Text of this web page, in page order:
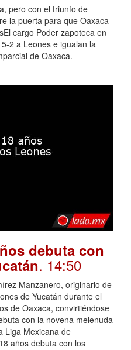
pero con el triunfo de
la puerta para que Oaxaca
cargo Poder zapoteca en
2 a Leones e igualan la
de Oaxaca.
debuta con
. 14:50
Manzanero, originario de
de Yucatán durante el
de Oaxaca, convirtiéndose
con la novena melenuda
Liga Mexicana de
años debuta con los